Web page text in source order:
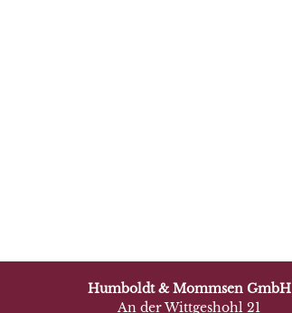
Humboldt & Mommsen GmbH
An der Wittgeshohl 21